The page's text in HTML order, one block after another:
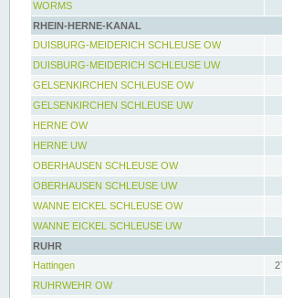
WORMS
RHEIN-HERNE-KANAL
DUISBURG-MEIDERICH SCHLEUSE OW
DUISBURG-MEIDERICH SCHLEUSE UW
GELSENKIRCHEN SCHLEUSE OW
GELSENKIRCHEN SCHLEUSE UW
HERNE OW
HERNE UW
OBERHAUSEN SCHLEUSE OW
OBERHAUSEN SCHLEUSE UW
WANNE EICKEL SCHLEUSE OW
WANNE EICKEL SCHLEUSE UW
RUHR
Hattingen
RUHRWEHR OW